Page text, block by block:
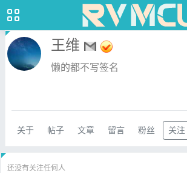
王维
懒的都不写签名
关于 帖子 文章 留言 粉丝 关注
还没有关注任何人